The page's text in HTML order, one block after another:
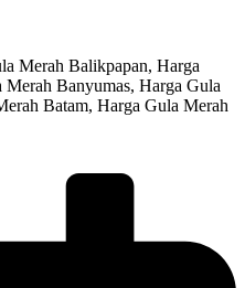
Merah Balikpapan, Harga
Banyumas, Harga Gula
Batam, Harga Gula Merah